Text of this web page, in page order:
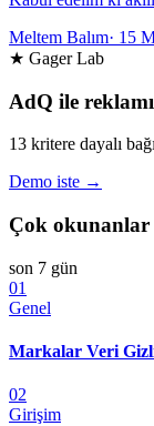
Meltem Balım· 15
★ Gager Lab
AdQ ile
13 kritere dayalı
Demo iste →
Çok okunanlar
son 7 gün
01
Genel
Markalar Veri
02
Girişim